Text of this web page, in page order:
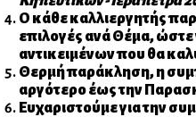
Ο κάθε καλλιεργητής
επιλογές ανά Θέμα, ώστε
αντικειμένων που θα
Θερμή παράκληση, η
αργότερο έως την
Ευχαριστούμε για την